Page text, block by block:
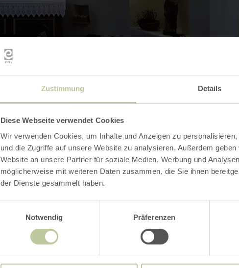
Zustimmung Details
Diese Webseite verwendet Cookies
Wir verwenden Cookies, um Inhalte und Anzeigen zu
und die Zugriffe auf unsere Website zu analysieren. Außerdem
Website an unsere Partner für soziale Medien, Werbung und
möglicherweise mit weiteren Daten zusammen, die Sie ihnen
der Dienste gesammelt haben.
Notwendig
Präferenzen
Open gallery